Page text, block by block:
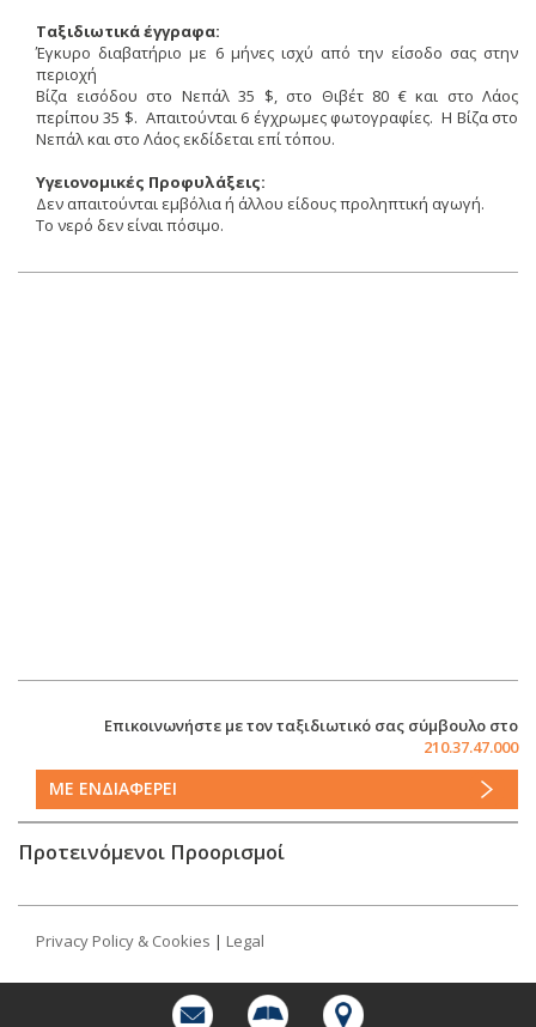
Ταξιδιωτικά έγγραφα:
Έγκυρο διαβατήριο με 6 μήνες ισχύ από την είσοδο σας στην
περιοχή
Βίζα εισόδου στο Νεπάλ 35 $, στο Θιβέτ 80 € και στο Λάος
περίπου 35 $. Απαιτούνται 6 έγχρωμες φωτογραφίες. Η Βίζα στο
Νεπάλ και στο Λάος εκδίδεται επί τόπου.
Υγειονομικές Προφυλάξεις:
Δεν απαιτούνται εμβόλια ή άλλου είδους προληπτική αγωγή.
Tο νερό δεν είναι πόσιμο.
Επικοινωνήστε με τον ταξιδιωτικό σας σύμβουλο στο
210.37.47.000
ΜΕ ΕΝΔΙΑΦΕΡΕΙ
Προτεινόμενοι Προορισμοί
Privacy Policy & Cookies | Legal
©2015 Heronia Travel. All rights reserved. Created by